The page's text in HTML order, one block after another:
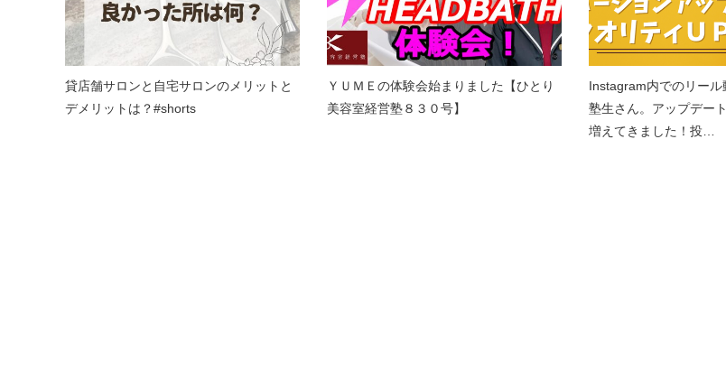
貸店舗サロンと自宅サロンのメリットと
デメリットは？#shorts
ＹＵＭＥの体験会始まりました【ひとり
美容室経営塾８３０号】
Instagram内でのリー
塾生さん。アップデー
増えてきました！投…